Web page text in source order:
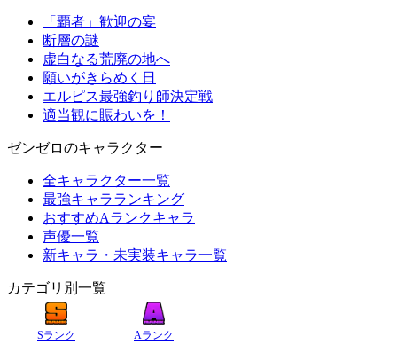
「覇者」歓迎の宴
断層の謎
虚白なる荒廃の地へ
願いがきらめく日
エルピス最強釣り師決定戦
適当観に賑わいを！
ゼンゼロのキャラクター
全キャラクター一覧
最強キャラランキング
おすすめAランクキャラ
声優一覧
新キャラ・未実装キャラ一覧
カテゴリ別一覧
Sランク Aランク